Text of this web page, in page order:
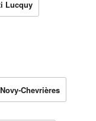
Lucquy
Chevrières